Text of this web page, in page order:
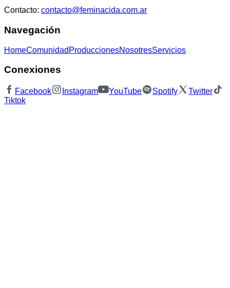
Contacto: contacto@feminacida.com.ar
Navegación
HomeComunidad ProduccionesNosotresServicios
Conexiones
Facebook Instagram YouTube Spotify
Twitter
Tiktok